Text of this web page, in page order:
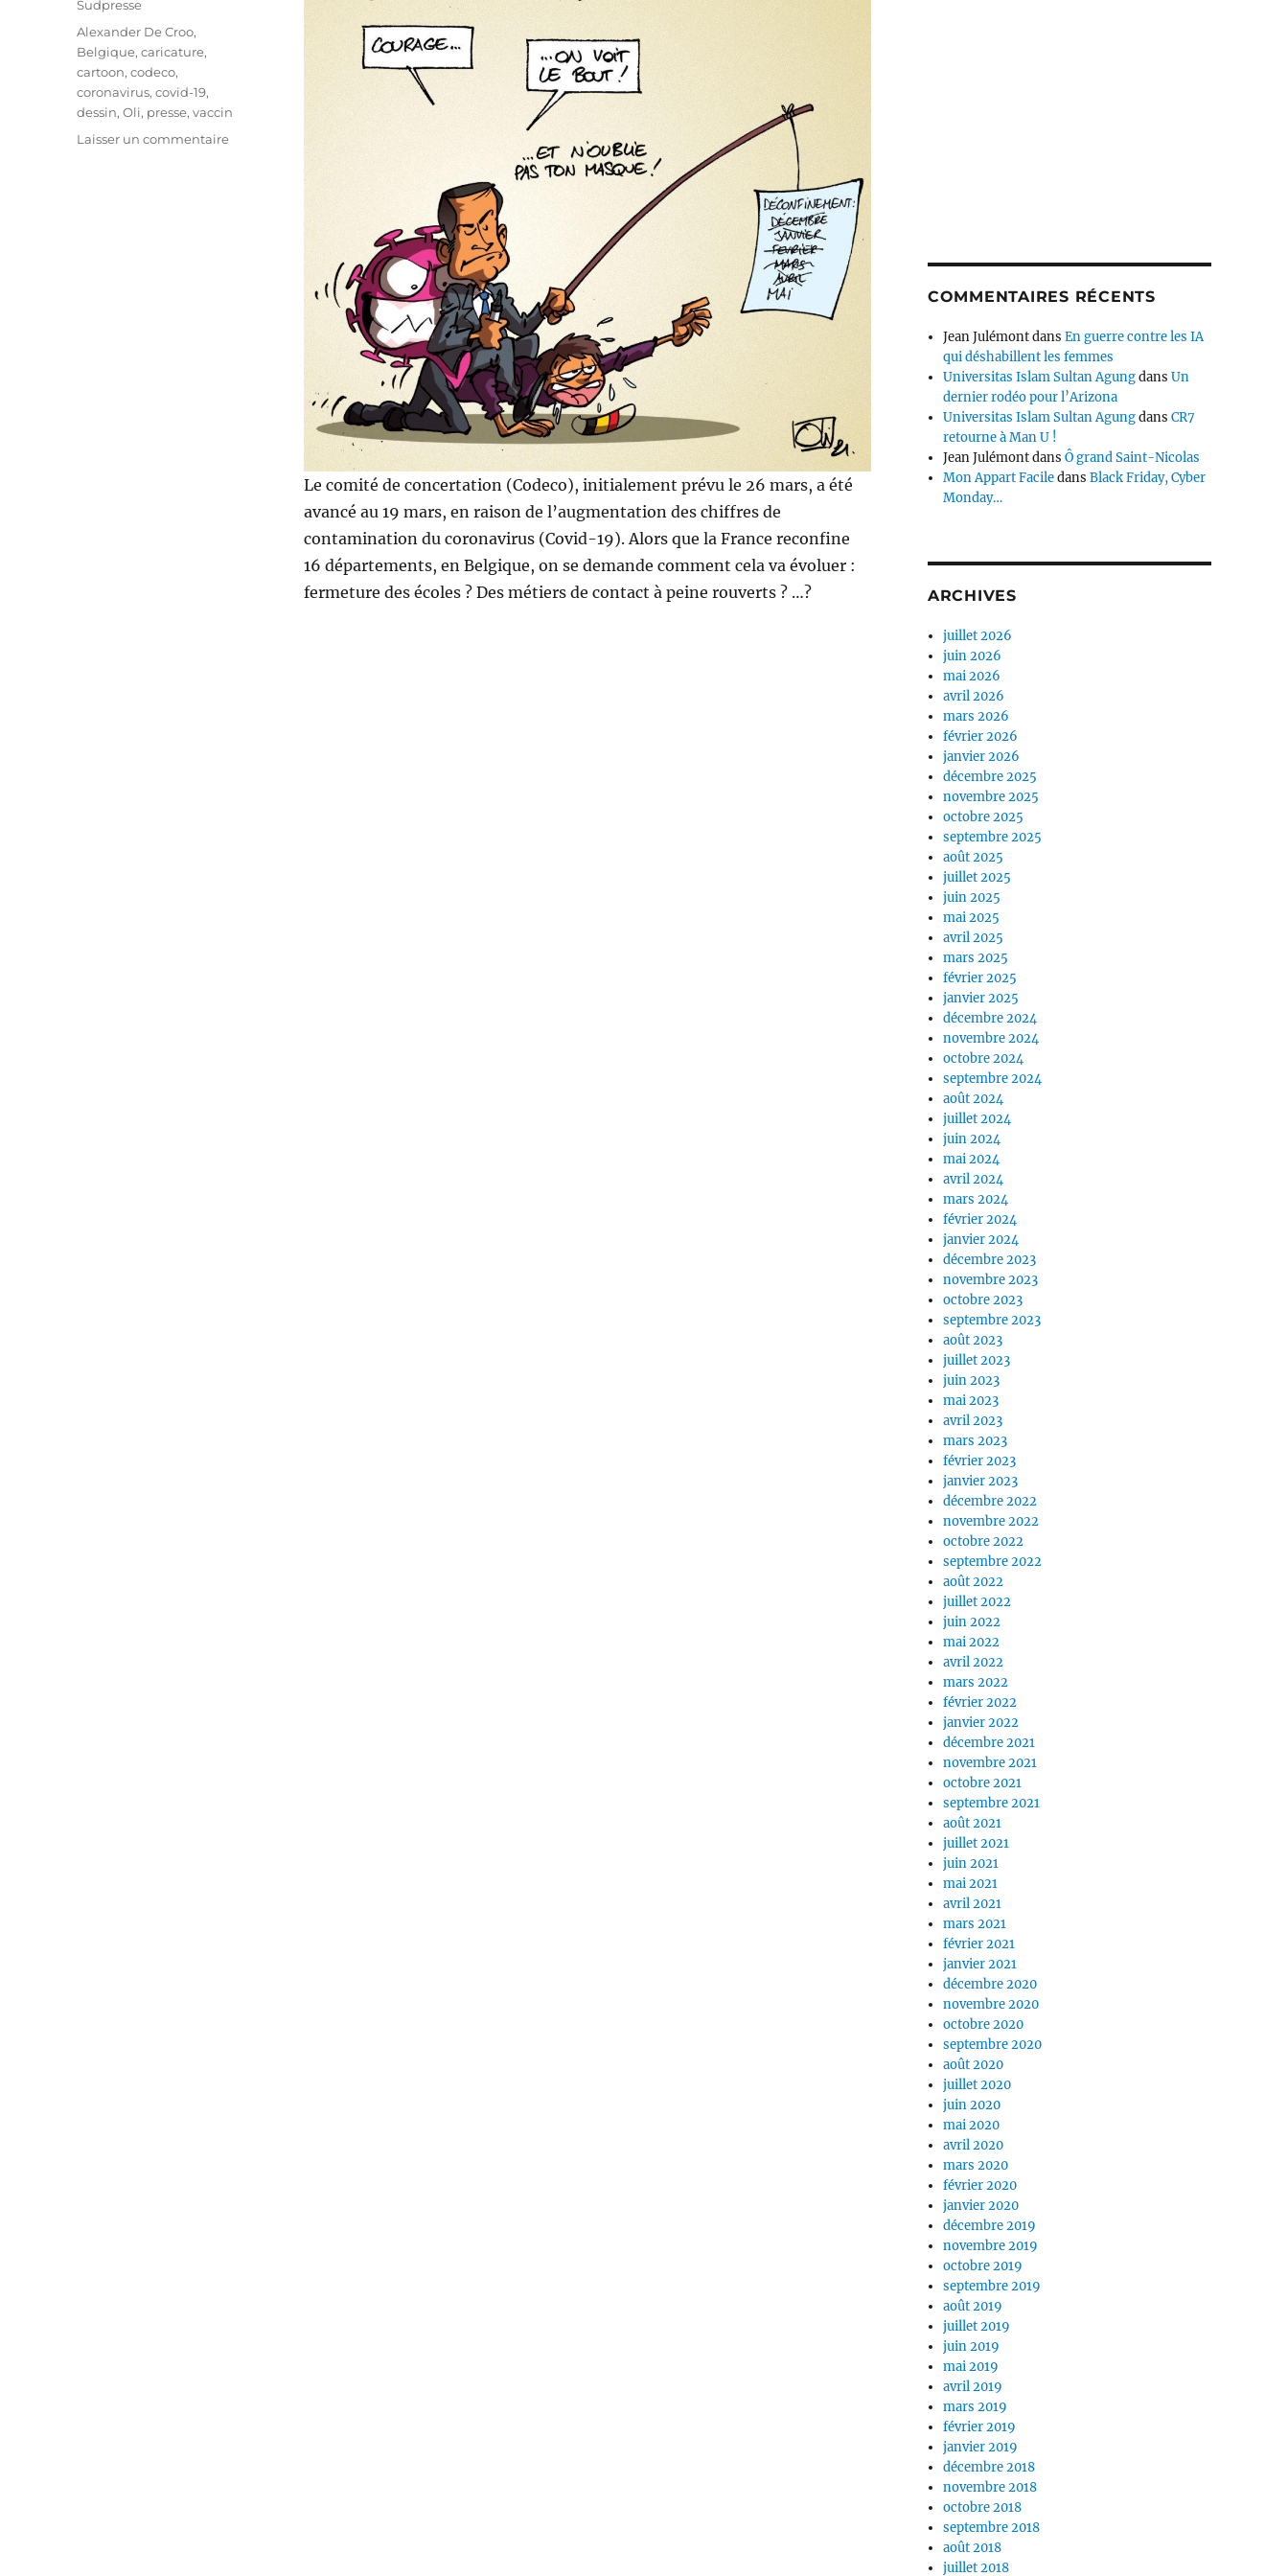
Le comité de concertation (Codeco), initialement prévu le 26 mars, a été
avancé au 19 mars, en raison de l’augmentation des chiffres de
contamination du coronavirus (Covid-19). Alors que la France reconfine
16 départements, en Belgique, on se demande comment cela va évoluer :
fermeture des écoles ? Des métiers de contact à peine rouverts ? …?
Sudpresse
Étiquettes
Alexander De Croo,
Belgique,caricature,
cartoon,codeco,
coronavirus,covid-19,
dessin,Oli, presse,vaccin
Laisser un commentairesur
COMMENTAIRES RÉCENTS
Jean JulémontdansEn guerre contre les IA
qui déshabillent les femmes
Universitas Islam Sultan AgungdansUn
dernier rodéo pour l’Arizona
Universitas Islam Sultan AgungdansCR7
retourne à Man U !
Jean JulémontdansÔ grand Saint-Nicolas
Mon Appart FaciledansBlack Friday, Cyber
Monday…
ARCHIVES
juillet 2026
juin 2026
mai 2026
avril 2026
mars 2026
février 2026
janvier 2026
décembre 2025
novembre 2025
octobre 2025
septembre 2025
août 2025
juillet 2025
juin 2025
mai 2025
avril 2025
mars 2025
février 2025
janvier 2025
décembre 2024
novembre 2024
octobre 2024
septembre 2024
août 2024
juillet 2024
juin 2024
mai 2024
avril 2024
mars 2024
février 2024
janvier 2024
décembre 2023
novembre 2023
octobre 2023
septembre 2023
août 2023
juillet 2023
juin 2023
mai 2023
avril 2023
mars 2023
février 2023
janvier 2023
décembre 2022
novembre 2022
octobre 2022
septembre 2022
août 2022
juillet 2022
juin 2022
mai 2022
avril 2022
mars 2022
février 2022
janvier 2022
décembre 2021
novembre 2021
octobre 2021
septembre 2021
août 2021
juillet 2021
juin 2021
mai 2021
avril 2021
mars 2021
février 2021
janvier 2021
décembre 2020
novembre 2020
octobre 2020
septembre 2020
août 2020
juillet 2020
juin 2020
mai 2020
avril 2020
mars 2020
février 2020
janvier 2020
décembre 2019
novembre 2019
octobre 2019
septembre 2019
août 2019
juillet 2019
juin 2019
mai 2019
avril 2019
mars 2019
février 2019
janvier 2019
décembre 2018
novembre 2018
octobre 2018
septembre 2018
août 2018
juillet 2018